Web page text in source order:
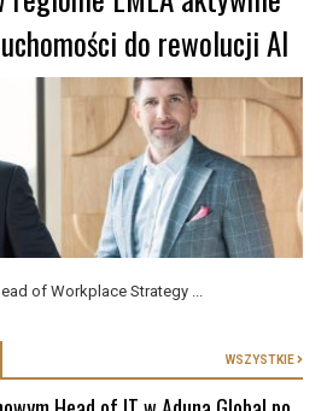
do rewolucji AI
of Workplace Strategy ...
WSZYSTKIE